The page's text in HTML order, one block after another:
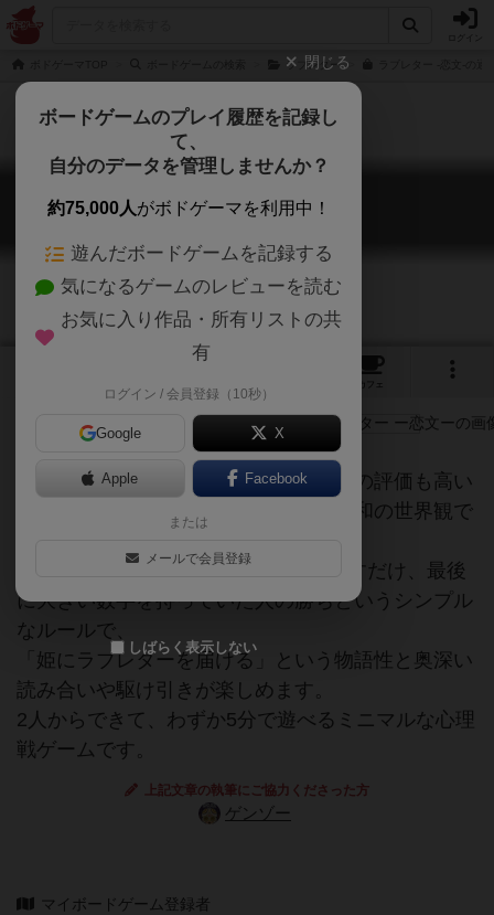
ラブレター
ラブレター ー恋文ー
Love Letter Koibumi
カフェ
国内外で数々の賞を受賞し、世界からの評価も高い
名作カードゲーム『ラブレター』が、和の世界観で
手札は1枚、手番では1枚引いて1枚出すだけ、最後
に大きい数字を持っていた人の勝ちというシンプル
なルールで、
「姫にラブレターを届ける」という物語性と奥深い
読み合いや駆け引きが楽しめます。
2人からできて、わずか5分で遊べるミニマルな心理
戦ゲームです。
上記文章の執筆にご協力くださった方
ゲンゾー
マイボードゲーム登録者
閉じる
ボードゲームのプレイ履歴を記録し
て、
自分のデータを管理しませんか？
約75,000人がボドゲーマを利用中！
遊んだボードゲームを記録する
気になるゲームのレビューを読む
お気に入り作品・所有リストの共
有
ログイン / 会員登録（10秒）
Google X
Apple Facebook
または
メールで会員登録
しばらく表示しない